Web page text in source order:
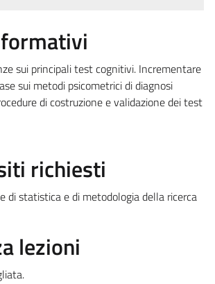
sui principali test cognitivi. Incrementare
sui metodi psicometrici di diagnosi
di costruzione e validazione dei test
richiesti
di statistica e di metodologia della ricerca
lezioni